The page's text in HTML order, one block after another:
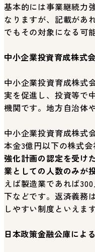
基本的には事業継続力
なりますが、記載があ
でもその対象になる可
中小企業投資育成株式
中小企業投資育成株式
実を促進し、投資等で
機関です。地方自治体
中小企業投資育成株式
本金3億円以下の株式会
強化計画の認定を受け
業としての人数のみが
えば製造業であれば
下などです。返済義務
しやすい制度といえます
日本政策金融公庫によ